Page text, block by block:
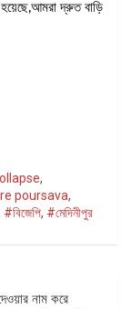
হয়েছে,আমরা দ্রুত বাড়ি
,
poursava,
#বিজেপি, #মেদিনীপুর
নাম করে